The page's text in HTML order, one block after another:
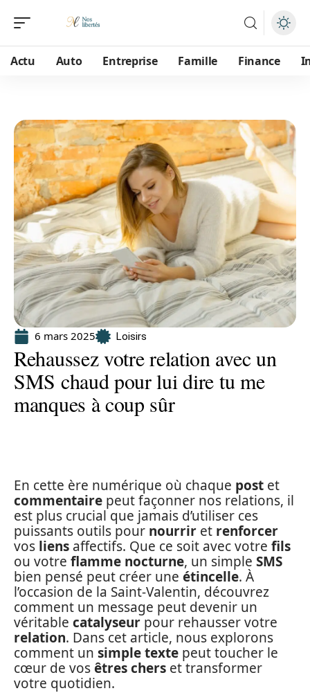
Actu Auto Entreprise Famille Finance
6 mars 2025 Loisirs
Rehaussez votre relation avec un
SMS chaud pour lui dire tu me
manques à coup sûr
En cette ère numérique où chaque post et
commentaire peut façonner nos relations, il
est plus crucial que jamais d’utiliser ces
puissants outils pour nourrir et renforcer
vos liens affectifs. Que ce soit avec votre fils
ou votre flamme nocturne, un simple SMS
bien pensé peut créer une étincelle. À
l’occasion de la Saint-Valentin, découvrez
comment un message peut devenir un
véritable catalyseur pour rehausser votre
relation. Dans cet article, nous explorons
comment un simple texte peut toucher le
cœur de vosêtres chers et transformer
votre quotidien.